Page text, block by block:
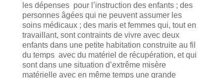
les dépenses pour l’instruction des enfants ; des
personnes âgées qui ne peuvent assumer les
soins médicaux ; des maris et femmes qui, tout en
travaillant, sont contraints de vivre avec deux
enfants dans une petite habitation construite au fil
du temps avec du matériel de récupération, et qui
sont dans une situation d’extrême misère
matérielle avec en même temps une grande